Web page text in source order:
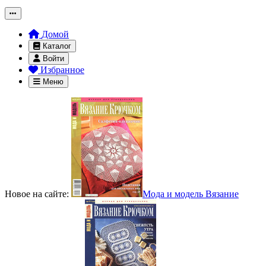
Домой
Каталог
Войти
Избранное
Меню
Новое на сайте: Мода и модель Вязание